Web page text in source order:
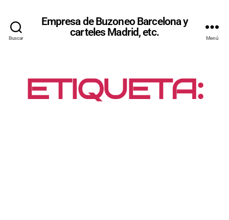
Buscar
Empresa de Buzoneo Barcelona y
carteles Madrid, etc.
Menú
ETIQUETA: